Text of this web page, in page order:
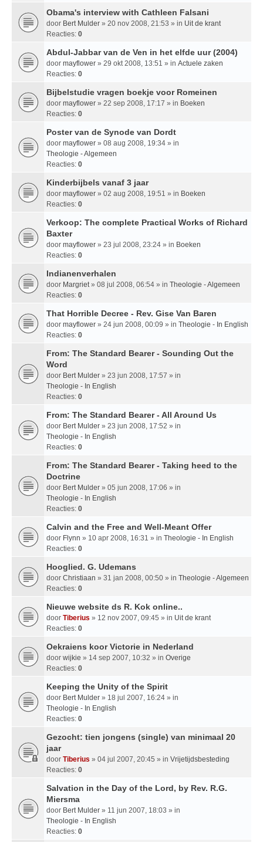
Obama's interview with Cathleen Falsani
door Bert Mulder » 20 nov 2008, 21:53 » in Uit de krant
Reacties: 0
Abdul-Jabbar van de Ven in het elfde uur (2004)
door mayflower » 29 okt 2008, 13:51 » in Actuele zaken
Reacties: 0
Bijbelstudie vragen boekje voor Romeinen
door mayflower » 22 sep 2008, 17:17 » in Boeken
Reacties: 0
Poster van de Synode van Dordt
door mayflower » 08 aug 2008, 19:34 » in
Theologie - Algemeen
Reacties: 0
Kinderbijbels vanaf 3 jaar
door mayflower » 02 aug 2008, 19:51 » in Boeken
Reacties: 0
Verkoop: The complete Practical Works of Richard
Baxter
door mayflower » 23 jul 2008, 23:24 » in Boeken
Reacties: 0
Indianenverhalen
door Margriet » 08 jul 2008, 06:54 » in Theologie - Algemeen
Reacties: 0
That Horrible Decree - Rev. Gise Van Baren
door mayflower » 24 jun 2008, 00:09 » in Theologie - In English
Reacties: 0
From: The Standard Bearer - Sounding Out the
Word
door Bert Mulder » 23 jun 2008, 17:57 » in
Theologie - In English
Reacties: 0
From: The Standard Bearer - All Around Us
door Bert Mulder » 23 jun 2008, 17:52 » in
Theologie - In English
Reacties: 0
From: The Standard Bearer - Taking heed to the
Doctrine
door Bert Mulder » 05 jun 2008, 17:06 » in
Theologie - In English
Reacties: 0
Calvin and the Free and Well-Meant Offer
door Flynn » 10 apr 2008, 16:31 » in Theologie - In English
Reacties: 0
Hooglied. G. Udemans
door Christiaan » 31 jan 2008, 00:50 » in Theologie - Algemeen
Reacties: 0
Nieuwe website ds R. Kok online..
door Tiberius » 12 nov 2007, 09:45 » in Uit de krant
Reacties: 0
Oekraiens koor Victorie in Nederland
door wijkie » 14 sep 2007, 10:32 » in Overige
Reacties: 0
Keeping the Unity of the Spirit
door Bert Mulder » 18 jul 2007, 16:24 » in
Theologie - In English
Reacties: 0
Gezocht: tien jongens (single) van minimaal 20
jaar
door Tiberius » 04 jul 2007, 20:45 » in Vrijetijdsbesteding
Reacties: 0
Salvation in the Day of the Lord, by Rev. R.G.
Miersma
door Bert Mulder » 11 jun 2007, 18:03 » in
Theologie - In English
Reacties: 0